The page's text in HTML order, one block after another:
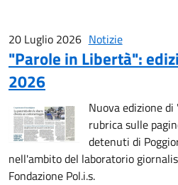
20 Luglio 2026 Notizie
"Parole in Libertà":
2026
Nuova edizione di
rubrica sulle
detenuti di
nell'ambito del laboratorio
Fondazione Pol.i.s.